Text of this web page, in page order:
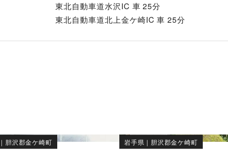
東北自動車道水沢IC 車 25分
東北自動車道北上金ケ崎IC 車 25分
｜ 胆沢郡金ケ崎町
岩手県 ｜ 胆沢郡金ケ崎町